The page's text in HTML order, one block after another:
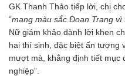
GK Thanh Thảo tiếp lời, chị
“mang màu sắc Đoan Trang
Nữ giám khảo dành lời khen
hai thí sinh, đặc biệt ấn tượng
mượt mà, khẳng định tiết mục
nghiệp”.